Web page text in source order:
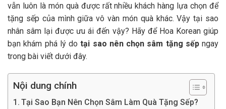
vẫn luôn là món quà được rất nhiều khách hàng lựa chọn để
tặng sếp của mình giữa vô vàn món quà khác. Vậy tại sao
nhân sâm lại được ưu ái đến vậy? Hãy để Hoa Korean giúp
bạn khám phá lý dotại sao nên chọn sâm tặng sếpngay
trong bài viết dưới đây.
Nội dung chính
Tại Sao Bạn Nên Chọn Sâm Làm Quà Tặng Sếp?